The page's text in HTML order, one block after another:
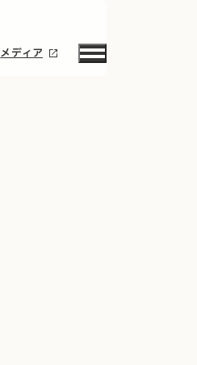
メディア